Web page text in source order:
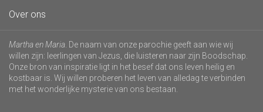
Over ons
Martha en Maria . De naam van onze parochie geeft aan wie wij
willen zijn: leerlingen van Jezus, die luisteren naar zijn Boodschap.
Onze bron van inspiratie ligt in het besef dat ons leven heilig en
kostbaar is. Wij willen proberen het leven van alledag te verbinden
met het wonderlijke mysterie van ons bestaan.